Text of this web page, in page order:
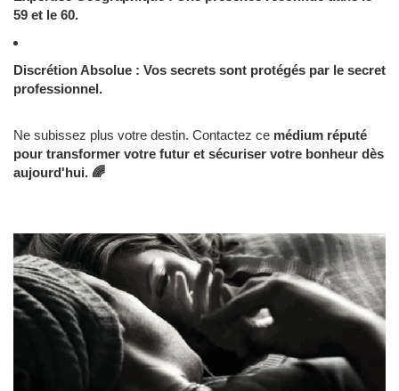
59 et le 60.
Discrétion Absolue : Vos secrets sont protégés par le secret
professionnel.
Ne subissez plus votre destin. Contactez ce médium réputé
pour transformer votre futur et sécuriser votre bonheur dès
aujourd'hui. 🌈